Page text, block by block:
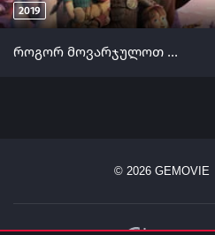
2019
როგორ მოვარჯულოთ დრაკონი: სახლში დაბრუნება (ქართულად) / How to Train Your Dragon: Homecoming (Rogor Movarjulot Drakoni: Saxlshi Dabruneba Qartulad) ქართულად 2019
© 2026GEMOVIE